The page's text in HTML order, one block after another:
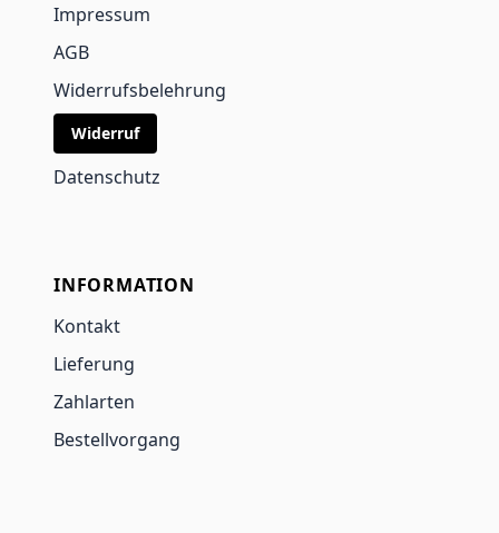
Impressum
AGB
Widerrufsbelehrung
Widerruf
Datenschutz
INFORMATION
Kontakt
Lieferung
Zahlarten
Bestellvorgang